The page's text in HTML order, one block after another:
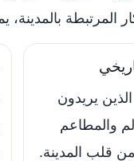
المرتبطة
يريدون
والمطاعم
من قلب المدينة.